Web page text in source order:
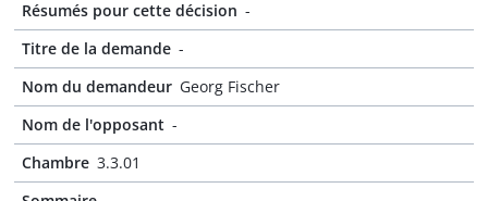
Résumés pour cette décision -
Titre de la demande -
Nom du demandeur Georg Fischer
Nom de l'opposant -
Chambre 3.3.01